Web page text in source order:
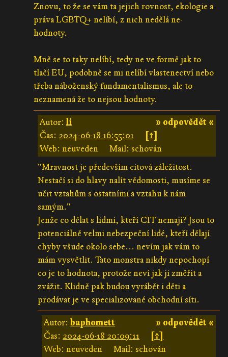
Znovu, to že se vám ta jejich rovnost, ekologie a
práva LGBTQ+ nelíbí, z nich nedělá ne-
hodnoty.
Mně se to taky nelíbí, tedy ne ve formě jak to
tlačí EU, podobně se mi nelíbí vlastenectví nebo
třeba náboženský fundamentalismus, ale to
neznamená že to nejsou hodnoty.
» odpovědět «
Autor:li
Čas: 2024-06-18 16:55:01
[↑]
Web: neuveden
Mail: schován
"Mravnost je především citová záležitost.
Nestačí si do hlavy nalít vědomosti, musíme se
učit vztahům s ostatními a vztahu k nám
samým."
Jenže co dělat s lidmi, kteří CIT nemají? Jsou to
potenciálně velmi nebezpeční lidé, kteří dělají
chyby všude okolo sebe... nevím jak vám to
mám vysvětlit. Tato monstra nikdy nepochopí
co je to hodnota, protože neví jak ji změřit a
zvážit. Klidně pak budou vyrábět i děti a
prodávat je ve specializované obchodní síti.
» odpovědět «
Autor:baphomett
Čas: 2024-06-18 20:09:11
[↑]
Web: neuveden
Mail: schován